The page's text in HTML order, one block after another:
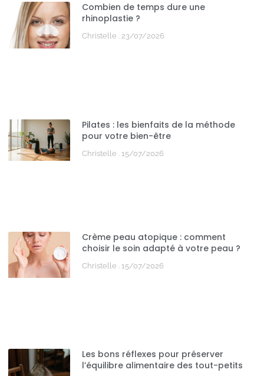
Combien de temps dure une
rhinoplastie ?
Christelle 23/07/2026
Pilates : les bienfaits de la méthode
pour votre bien-être
Christelle 15/07/2026
Crème peau atopique : comment
choisir le soin adapté à votre peau ?
Christelle 15/07/2026
Les bons réflexes pour préserver
l’équilibre alimentaire des tout-petits